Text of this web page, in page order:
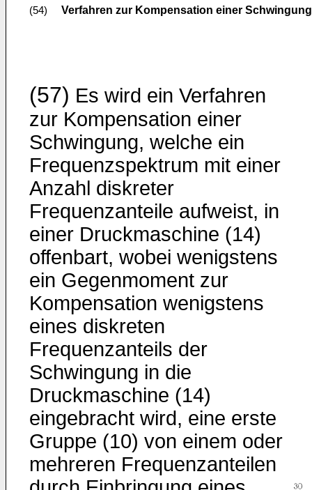
(54) Verfahren zur Kompensation einer
(57) Es wird ein Verfahren
zur Kompensation einer
Schwingung, welche ein
Frequenzspektrum mit einer
Anzahl diskreter
Frequenzanteile aufweist, in
einer Druckmaschine (14)
offenbart, wobei wenigstens
ein Gegenmoment zur
Kompensation wenigstens
eines diskreten
Frequenzanteils der
Schwingung in die
Druckmaschine (14)
eingebracht wird, eine erste
Gruppe (10) von einem oder
mehreren Frequenzanteilen